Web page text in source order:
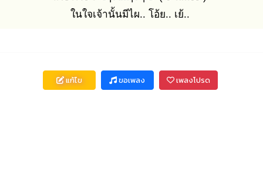
ในใจเจ้านั้นมีไผ.. โอ้ย.. เย้..
แก้ไข ขอเพลง เพลงโปรด